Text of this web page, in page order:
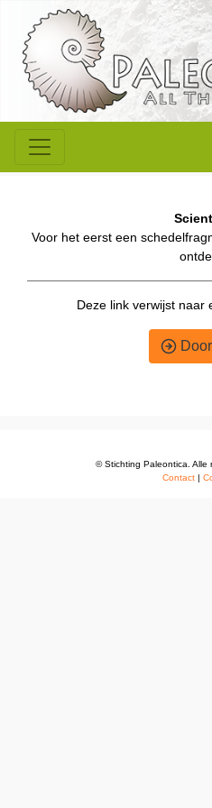
Voor het eerst een
Deze link verwijst naar
© Stichting Paleontica. Alle
Contact|